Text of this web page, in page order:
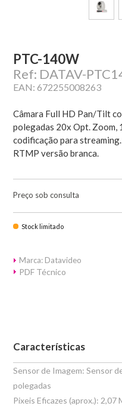
PTC-140W
Ref: DATAV-
EAN: 672255008263
Câmara Full HD Pan/Tilt
polegadas 20x Opt.
codificação para
RTMP versão branca.
Preço sob consulta
Stock limitado
Marca: Datavideo
PDF Técnico
Características
Sensor de Imagem: Sensor
polegadas
Pixeis Eficazes (aprox.): 2,07